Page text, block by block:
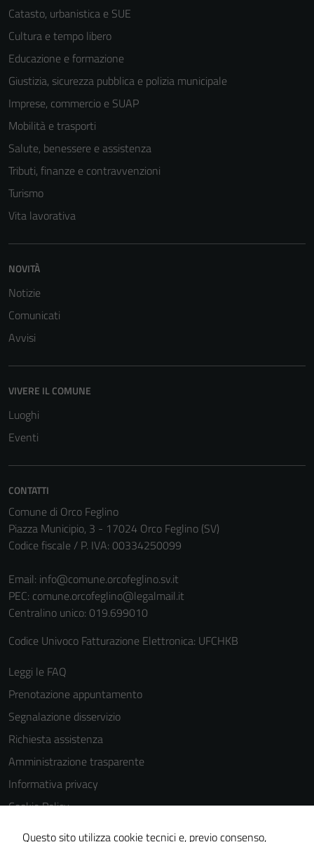
Catasto, urbanistica e SUE
Cultura e tempo libero
Educazione e formazione
Giustizia, sicurezza pubblica e polizia municipale
Imprese, commercio e SUAP
Mobilità e trasporti
Salute, benessere e assistenza
Tributi, finanze e contravvenzioni
Turismo
Vita lavorativa
NOVITÀ
Notizie
Comunicati
Avvisi
VIVERE IL COMUNE
Luoghi
Eventi
CONTATTI
Comune di Orco Feglino
Piazza Municipio, 3 - 17024 Orco Feglino (SV)
Codice fiscale / P. IVA: 00334250099
Email: info@comune.orcofeglino.sv.it
PEC: comune.orcofeglino@legalmail.it
Centralino unico: 019.699010
Codice Univoco Fatturazione Elettronica: UFCHKB
Leggi le FAQ
Prenotazione appuntamento
Segnalazione disservizio
Richiesta assistenza
Amministrazione trasparente
Informativa privacy
Cookie Policy
Note legali
Questo sito utilizza cookie tecnici e, previo consenso,
sono necessari
informazioni
personali.